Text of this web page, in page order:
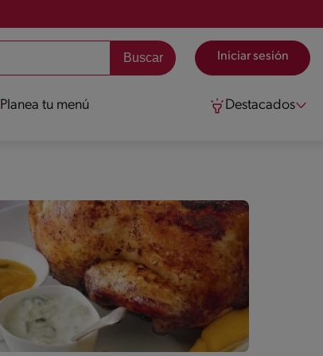
Iniciar sesión
Planea tu menú Destacados